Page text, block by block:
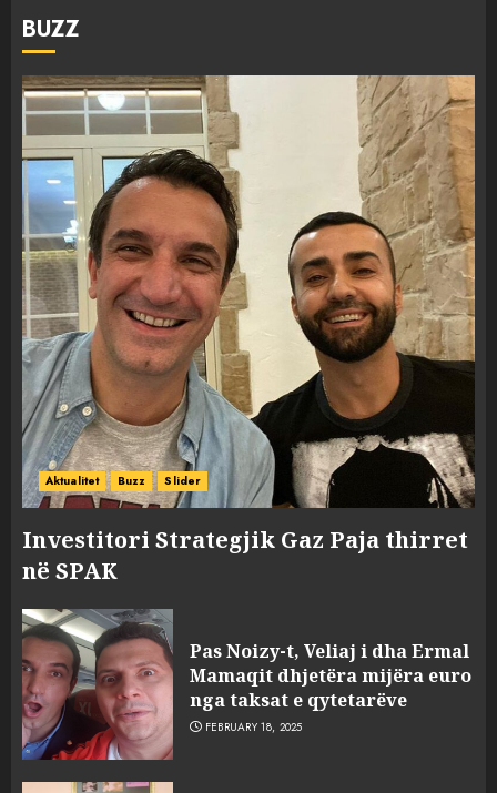
BUZZ
Aktualitet Buzz Slider
Investitori Strategjik Gaz Paja thirret
në SPAK
Pas Noizy-t, Veliaj i dha Ermal
Mamaqit dhjetëra mijëra euro
nga taksat e qytetarëve
FEBRUARY 18, 2025